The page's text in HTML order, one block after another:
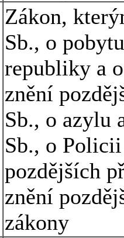
Zákon,
Sb., o
republiky a
znění
Sb., o azylu
Sb., o
pozdějších
znění
zákony